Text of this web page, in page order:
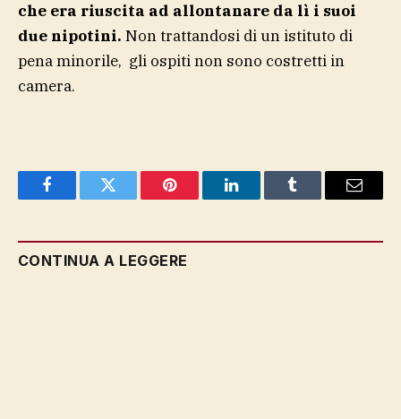
che era riuscita ad allontanare da lì i suoi
due nipotini. Non trattandosi di un istituto di
pena minorile, gli ospiti non sono costretti in
camera.
FacebookTwitter Pinterest LinkedInTumblr Email
CONTINUA A LEGGERE